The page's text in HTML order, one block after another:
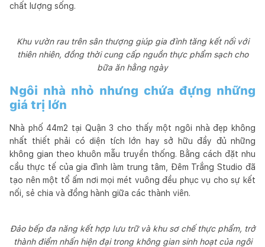
chất lượng sống.
Khu vườn rau trên sân thượng giúp gia đình tăng kết nối với
thiên nhiên, đồng thời cung cấp nguồn thực phẩm sạch cho
bữa ăn hằng ngày
Ngôi nhà nhỏ nhưng chứa đựng những
giá trị lớn
Nhà phố 44m2 tại Quận 3 cho thấy một ngôi nhà đẹp không
nhất thiết phải có diện tích lớn hay sở hữu đầy đủ những
không gian theo khuôn mẫu truyền thống. Bằng cách đặt nhu
cầu thực tế của gia đình làm trung tâm, Đêm Trắng Studio đã
tạo nên một tổ ấm nơi mọi mét vuông đều phục vụ cho sự kết
nối, sẻ chia và đồng hành giữa các thành viên.
Đảo bếp đa năng kết hợp lưu trữ và khu sơ chế thực phẩm, trở
thành điểm nhấn hiện đại trong không gian sinh hoạt của ngôi